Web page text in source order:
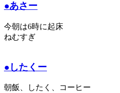
●あさー
今朝は6時に起床
ねむすぎ
●したくー
朝飯、したく、コーヒー